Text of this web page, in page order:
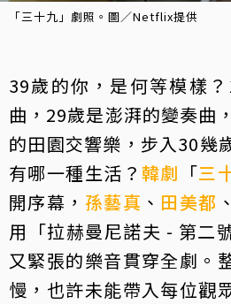
「三十九」劇照。圖／Netflix提供
39歲的你，是何等模樣
曲，29歲是澎湃的變奏曲
的田園交響樂，步入30幾
有哪一種生活？ 韓劇 「三
開序幕， 孫藝真 、 田美都
用「拉赫曼尼諾夫 - 第二
又緊張的樂音貫穿全劇。
慢，也許未能帶入每位觀